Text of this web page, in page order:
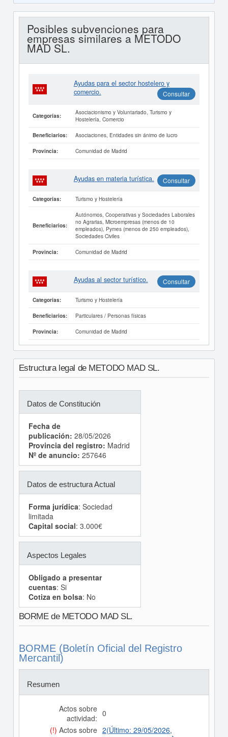
Posibles subvenciones para
empresas similares a METODO
MAD SL.
Ayudas para el sector hostelero y
comercio.
Consultar
Categorías:
Asociacionismo y Voluntariado, Turismo y
Hostelería, Comercio
Beneficiarios: Asociaciones, Entidades sin ánimo de lucro
Provincia: Comunidad de Madrid
Ayudas en materia turística. Consultar
Categorías: Turismo y Hostelería
Beneficiarios:
Autónomos, Cooperativas y Sociedades Laborales
no Agrarias, Microempresas (menos de 10
empleados), Pymes (menos de 250 empleados),
Sociedades Civiles
Provincia: Comunidad de Madrid
Ayudas al sector turístico. Consultar
Categorías: Turismo y Hostelería
Beneficiarios: Particulares / Personas físicas
Provincia: Comunidad de Madrid
Estructura legal de METODO MAD SL.
Datos de Constitución
Fecha de
publicación: 28/05/2026
Provincia del registro: Madrid
Nº de anuncio: 257646
Datos de estructura Actual
Forma jurídica: Sociedad
limitada
Capital social: 3.000€
Aspectos Legales
Obligado a presentar
cuentas: Si
Cotiza en bolsa: No
BORME de METODO MAD SL.
BORME (Boletín Oficial del Registro
Mercantil)
Resumen
Actos sobre
actividad: 0
(!) Actos sobre 2(Último: 29/05/2026,